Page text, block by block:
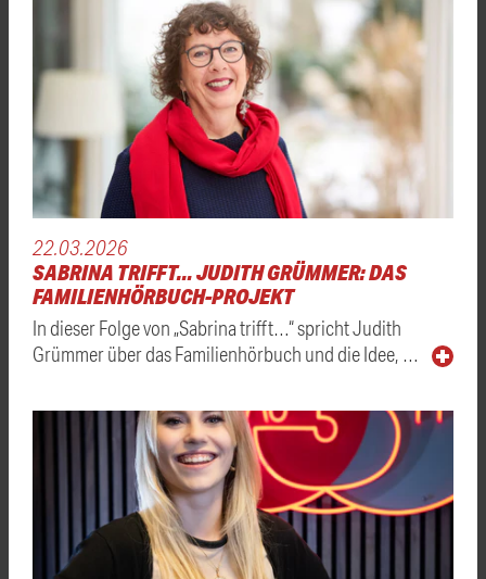
22.03.2026
SABRINA TRIFFT… JUDITH GRÜMMER: DAS
FAMILIENHÖRBUCH-PROJEKT
In dieser Folge von „Sabrina trifft…“ spricht Judith
Grümmer über das Familienhörbuch und die Idee, …